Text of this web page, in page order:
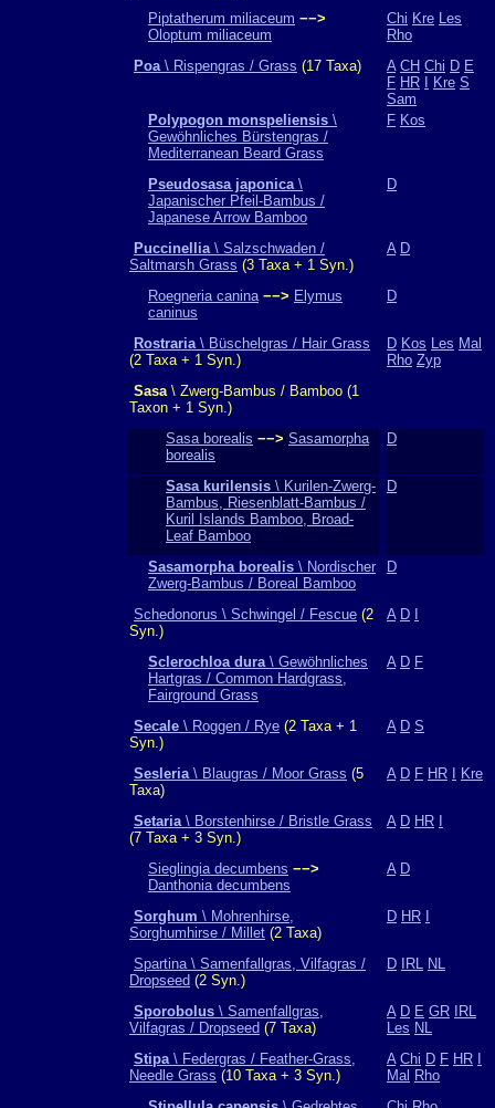
Piptatherum miliaceum −−>
Oloptum miliaceum
Chi Kre Les
Rho
Poa\ Rispengras / Grass (17 Taxa) A CH Chi D E
F HR Kre S
Sam
Polypogon monspeliensis \
Gewöhnliches Bürstengras /
Mediterranean Beard Grass
F Kos
Pseudosasa japonica\
Japanischer Pfeil-Bambus /
Japanese Arrow Bamboo
D
Puccinellia\ Salzschwaden /
Saltmarsh Grass (3 Taxa + 1 Syn.)
A D
Roegneria canina −−> Elymus
caninus
D
Rostraria\ Büschelgras / Hair Grass
(2 Taxa + 1 Syn.)
D Kos Les Mal
Rho Zyp
Sasa\ Zwerg-Bambus / Bamboo (1
Taxon + 1 Syn.)
Sasa borealis −−> Sasamorpha
borealis
D
Sasa kurilensis \ Kurilen-Zwerg-
Bambus, Riesenblatt-Bambus /
Kuril Islands Bamboo, Broad-
Leaf Bamboo
D
Sasamorpha borealis \ Nordischer
Zwerg-Bambus / Boreal Bamboo
D
Schedonorus \ Schwingel / Fescue (2
Syn.)
A D
Sclerochloa dura\ Gewöhnliches
Hartgras / Common Hardgrass,
Fairground Grass
A D F
Secale \ Roggen / Rye (2 Taxa + 1
Syn.)
A D S
Sesleria\ Blaugras / Moor Grass (5
Taxa)
A D F HR Kre
Setaria\ Borstenhirse / Bristle Grass
(7 Taxa + 3 Syn.)
A D HR
Sieglingia decumbens −−>
Danthonia decumbens
A D
Sorghum \ Mohrenhirse,
Sorghumhirse / Millet (2 Taxa)
D HR
Spartina \ Samenfallgras, Vilfagras /
Dropseed (2 Syn.)
D IRL NL
Sporobolus \ Samenfallgras,
Vilfagras / Dropseed (7 Taxa)
A D E GR
IRL
Les NL
Stipa\ Federgras / Feather-Grass,
Needle Grass (10 Taxa + 3 Syn.)
A Chi D F HR
Mal Rho